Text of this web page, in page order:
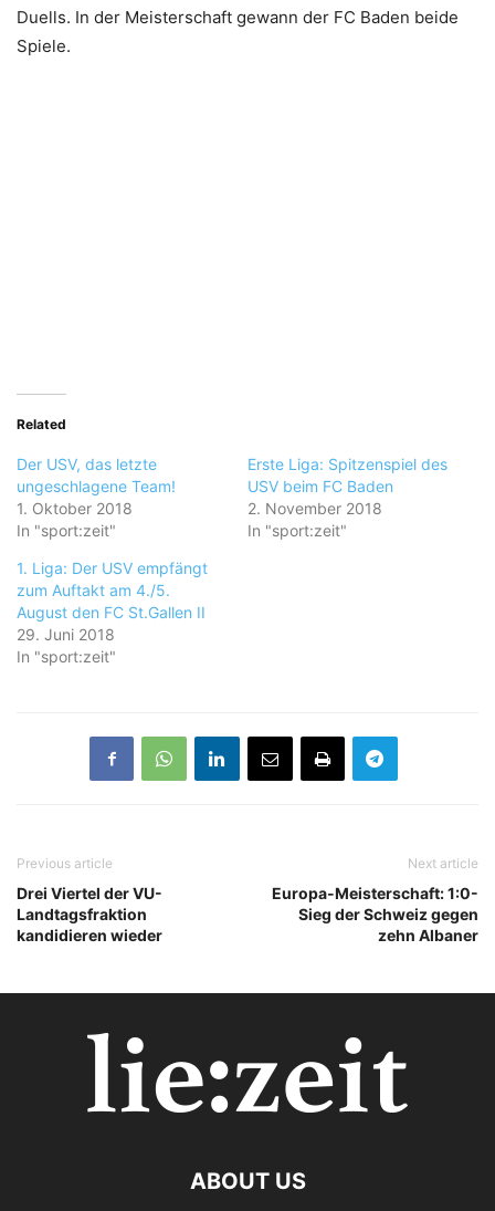
Duells. In der Meisterschaft gewann der FC Baden beide
Spiele.
Related
Der USV, das letzte
ungeschlagene Team!
1. Oktober 2018
In "sport:zeit"
Erste Liga: Spitzenspiel des
USV beim FC Baden
2. November 2018
In "sport:zeit"
1. Liga: Der USV empfängt
zum Auftakt am 4./5.
August den FC St.Gallen II
29. Juni 2018
In "sport:zeit"
Previous article
Drei Viertel der VU-
Landtagsfraktion
kandidieren wieder
Next article
Europa-Meisterschaft: 1:0-
Sieg der Schweiz gegen
zehn Albaner
ABOUT US